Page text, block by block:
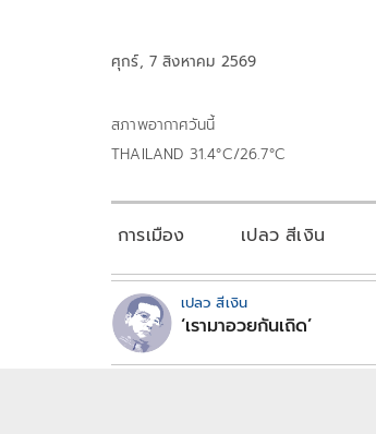
ศุกร์, 7 สิงหาคม 2569
สภาพอากาศวันนี้
THAILAND 31.4°C/26.7°C
การเมือง เปลว สีเงิน
เปลว สีเงิน
‘เรามาอวยกันเถิด’